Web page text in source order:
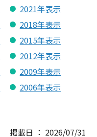
2021年表示
2018年表示
2015年表示
2012年表示
2009年表示
2006年表示
掲載日 ： 2026/07/31